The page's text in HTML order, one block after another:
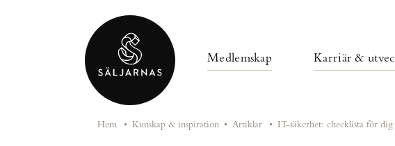
Medlemskap Karriär &
Hem • Kunskap & inspiration • Artiklar • IT-säkerhet: checklista för dig